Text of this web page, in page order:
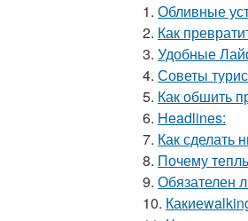
1. Обливные
2. Как
3. Удобные
4. Советы
5. Как обшить
6. Headlines:
7. Как сделать
8. Почему
9. Обязателен
10.